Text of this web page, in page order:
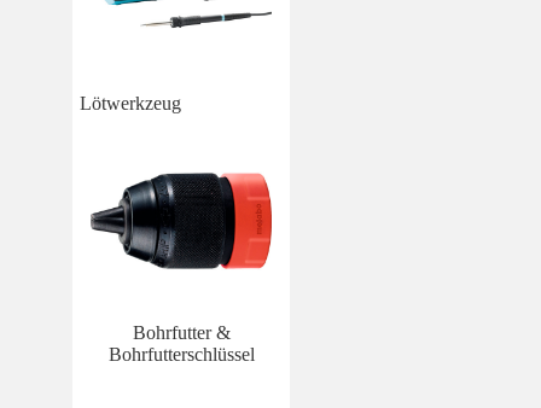
Lötwerkzeug
Bohrfutter &
Bohrfutterschlüssel